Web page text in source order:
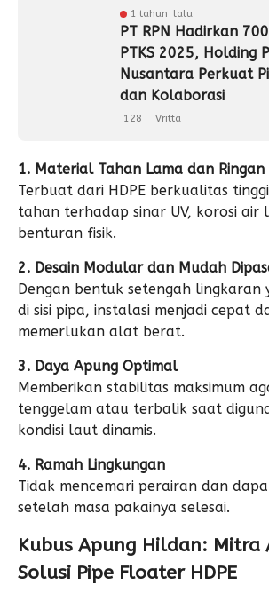
1 tahun lalu
PT RPN Hadirkan
PTKS 2025, Holding
Nusantara Perkuat
dan Kolaborasi
128 Vritta
1. Material Tahan Lama dan Ringan
Terbuat dari HDPE berkualitas
tahan terhadap sinar UV, korosi air
benturan fisik.
2. Desain Modular dan Mudah
Dengan bentuk setengah lingkaran
di sisi pipa, instalasi menjadi cepat
memerlukan alat berat.
3. Daya Apung Optimal
Memberikan stabilitas maksimum
tenggelam atau terbalik saat
kondisi laut dinamis.
4. Ramah Lingkungan
Tidak mencemari perairan dan
setelah masa pakainya selesai.
Kubus Apung Hildan: Mitra
Solusi Pipe Floater HDPE